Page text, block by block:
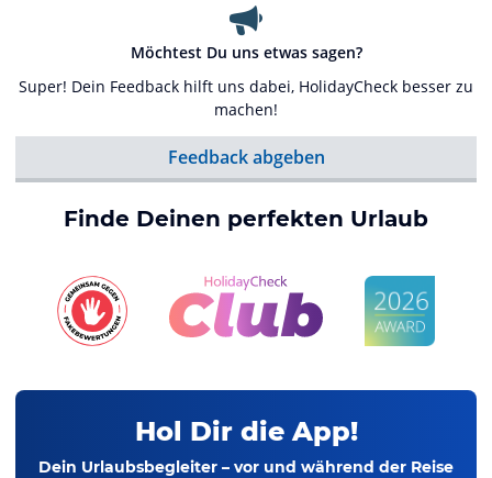
Möchtest Du uns etwas sagen?
Super! Dein Feedback hilft uns dabei, HolidayCheck besser zu
machen!
Feedback abgeben
Finde Deinen perfekten Urlaub
Hol Dir die App!
Dein Urlaubsbegleiter – vor und während der Reise